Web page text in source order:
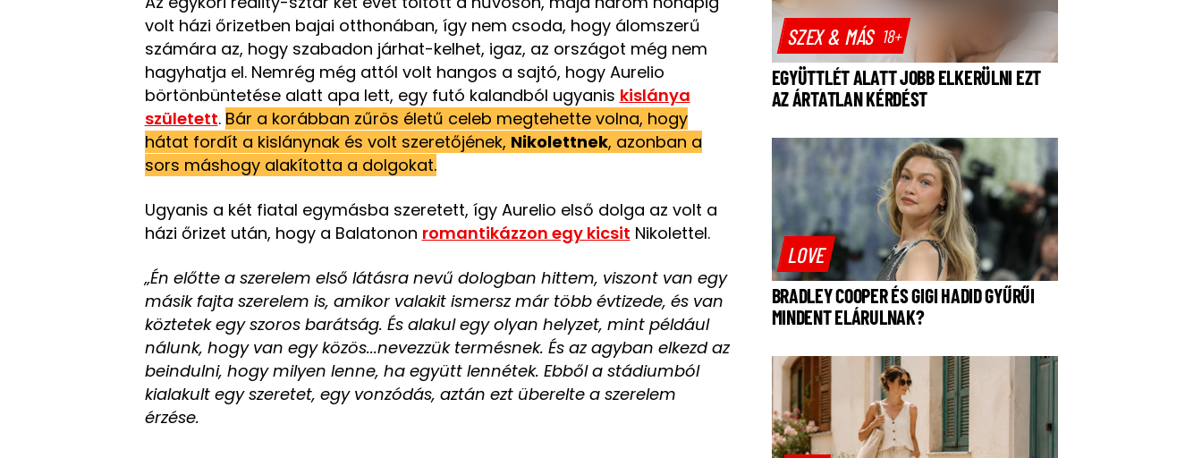
volt házi őrizetben bajai otthonában, így nem csoda, hogy álomszerű
számára az, hogy szabadon járhat-kelhet, igaz, az országot még nem
hagyhatja el. Nemrég még attól volt hangos a sajtó, hogy Aurelio
börtönbüntetése alatt apa lett, egy futó kalandból ugyanis kislánya
született. Bár a korábban zűrös életű celeb megtehette volna, hogy
hátat fordít a kislánynak és volt szeretőjének, Nikolettnek, azonban a
sors máshogy alakította a dolgokat.
Ugyanis a két fiatal egymásba szeretett, így Aurelio első dolga az volt a
házi őrizet után, hogy a Balatonon romantikázzon egy kicsit Nikolettel.
„Én előtte a szerelem első látásra nevű dologban hittem, viszont van egy
másik fajta szerelem is, amikor valakit ismersz már több évtizede, és van
köztetek egy szoros barátság. És alakul egy olyan helyzet, mint például
nálunk, hogy van egy közös...nevezzük termésnek. És az agyban elkezd az
beindulni, hogy milyen lenne, ha együtt lennétek. Ebből a stádiumból
kialakult egy szeretet, egy vonzódás, aztán ezt überelte a szerelem
érzése.
SZEX & MÁS 18+
EGYÜTTLÉT ALATT JOBB ELKERÜLNI EZT
AZ ÁRTATLAN KÉRDÉST
LOVE
BRADLEY COOPER ÉS GIGI HADID GYŰRŰI
MINDENT ELÁRULNAK?